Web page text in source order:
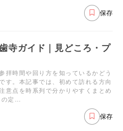
保存
寺ガイド｜見どころ・プ
拝時間や回り方を知っているかどう
す。本記事では、初めて訪れる方向
意点を時系列で分かりやすくまとめ
定…
保存